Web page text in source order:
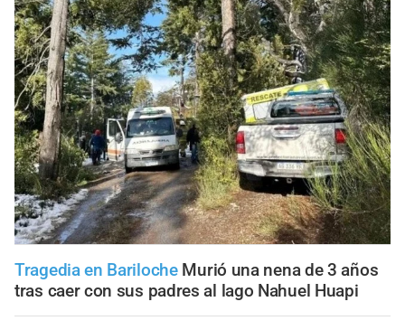
Tragedia en Bariloche Murió una nena de 3 años
tras caer con sus padres al lago Nahuel Huapi